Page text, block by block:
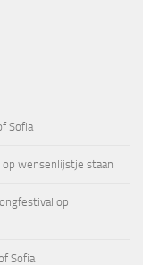
Sofia
wensenlijstje staan
op
Sofia